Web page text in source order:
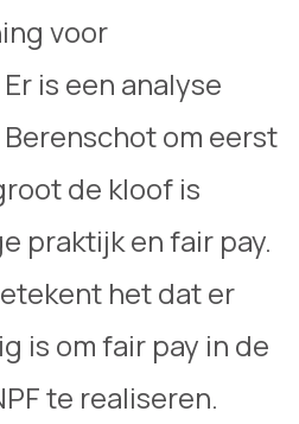
voor
is een analyse
om eerst
de kloof is
praktijk en fair pay.
het dat er
is om fair pay in de
te realiseren.